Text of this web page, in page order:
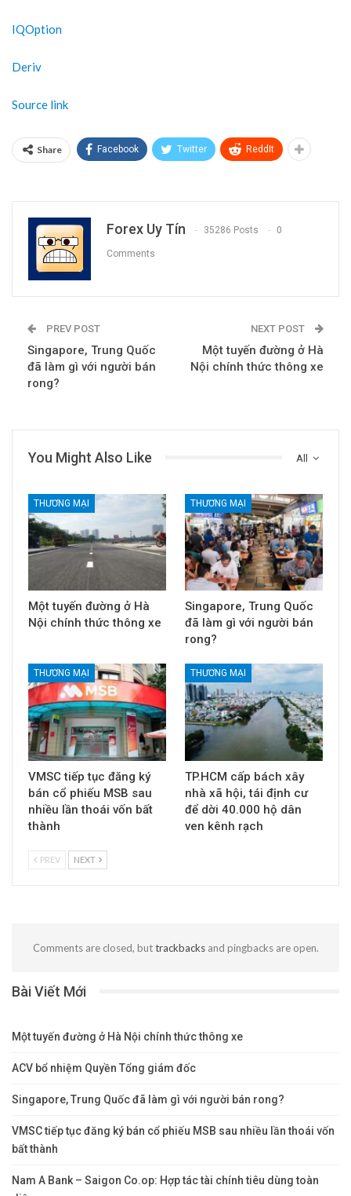
IQOption
Deriv
Source link
Share Facebook Twitter ReddIt
Forex Uy Tín 35286 Posts 0
Comments
PREV POST
Singapore, Trung Quốc
đã làm gì với người bán
rong?
NEXT POST
Một tuyến đường ở Hà
Nội chính thức thông xe
All
You Might Also Like
THƯƠNG MẠI
Một tuyến đường ở Hà
Nội chính thức thông xe
THƯƠNG MẠI
Singapore, Trung Quốc
đã làm gì với người bán
rong?
THƯƠNG MẠI
VMSC tiếp tục đăng ký
bán cổ phiếu MSB sau
nhiều lần thoái vốn bất
thành
THƯƠNG MẠI
TP.HCM cấp bách xây
nhà xã hội, tái định cư
để dời 40.000 hộ dân
ven kênh rạch
PREV NEXT
Comments are closed, buttrackbacksand pingbacks are open.
Bài Viết Mới
Một tuyến đường ở Hà Nội chính thức thông xe
ACV bổ nhiệm Quyền Tổng giám đốc
Singapore, Trung Quốc đã làm gì với người bán rong?
VMSC tiếp tục đăng ký bán cổ phiếu MSB sau nhiều lần thoái vốn
bất thành
Nam A Bank – Saigon Co.op: Hợp tác tài chính tiêu dùng toàn